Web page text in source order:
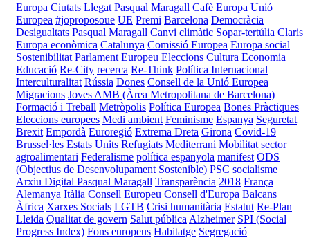
Europa Ciutats Llegat Pasqual Maragall Cafè Europa Unió
Europea #joproposoue UE Premi Barcelona Democràcia
Desigualtats Pasqual Maragall Canvi climàtic Sopar-tertúlia Claris
Europa econòmica Catalunya Comissió Europea Europa social
Sostenibilitat Parlament Europeu Eleccions Cultura Economia
Educació Re-City recerca Re-Think Política Internacional
Interculturalitat Rússia Dones Consell de la Unió Europea
Migracions Joves AMB (Àrea Metropolitana de Barcelona)
Formació i Treball Metròpolis Política Europea Bones Pràctiques
Eleccions europees Medi ambient Feminisme Espanya Seguretat
Brexit Empordà Euroregió Extrema Dreta Girona Covid-19
Brussel·les Estats Units Refugiats Mediterrani Mobilitat sector
agroalimentari Federalisme política espanyola manifest ODS
(Objectius de Desenvolupament Sostenible) PSC socialisme
Arxiu Digital Pasqual Maragall Transparència 2018 França
Alemanya Itàlia Consell Europeu Consell d'Europa Balcans
Àfrica Xarxes Socials LGTB Crisi humanitària Estatut Re-Plan
Lleida Qualitat de govern Salut pública Alzheimer SPI (Social
Progress Index) Fons europeus Habitatge Segregació